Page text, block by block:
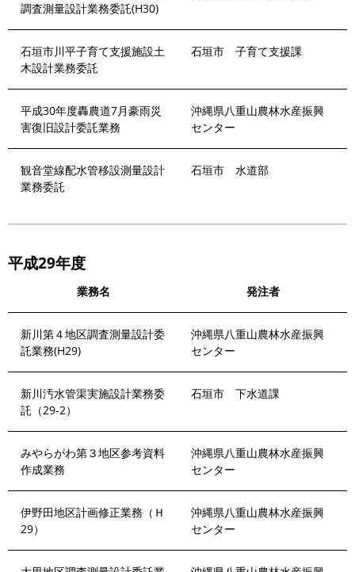
調査測量設計業務委託(H30)
石垣市川平子育て支援施設土
木設計業務委託
石垣市 子育て支援課
平成30年度轟農道7月豪雨災
害復旧設計委託業務
沖縄県八重山農林水産振興
センター
観音堂線配水管移設測量設計
業務委託
石垣市 水道部
平成29年度
業務名 発注者
新川第４地区調査測量設計委
託業務(H29)
沖縄県八重山農林水産振興
センター
新川汚水管渠実施設計業務委
託（29-2）
石垣市 下水道課
みやらがわ第３地区参考資料
作成業務
沖縄県八重山農林水産振興
センター
伊野田地区計画修正業務（Ｈ
29）
沖縄県八重山農林水産振興
センター